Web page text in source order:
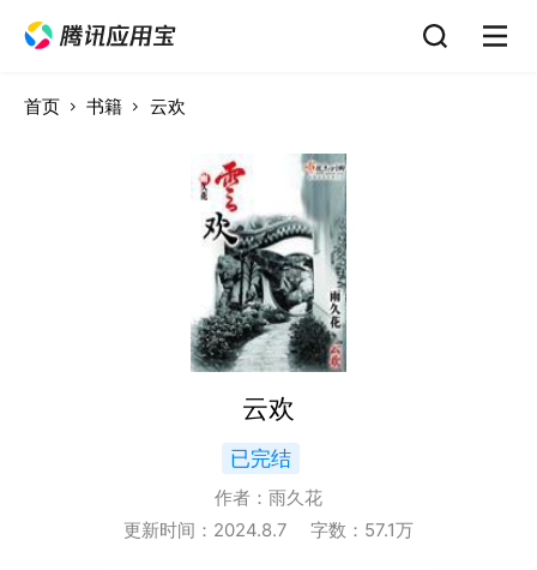
首页 书籍 云欢
云欢
已完结
作者： 雨久花
更新时间： 2024.8.7 字数： 57.1万